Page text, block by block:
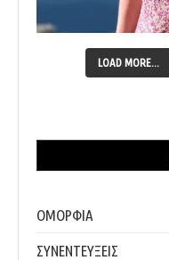
LOAD MORE...
ΟΜΟΡΦΙΑ
ΣΥΝΕΝΤΕΥΞΕΙΣ